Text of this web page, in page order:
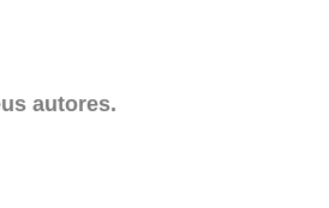
autores.